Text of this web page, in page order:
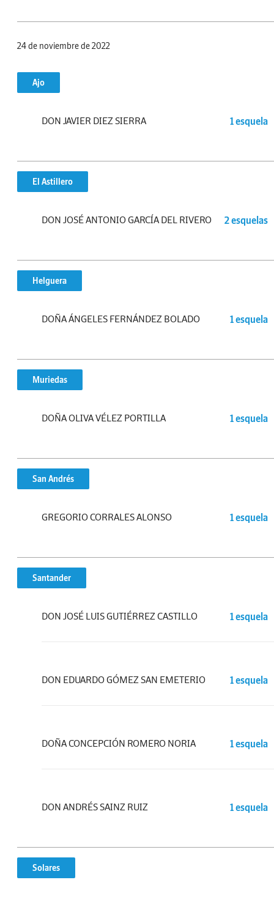
24 de noviembre de 2022
Ajo
DON JAVIER DIEZ SIERRA 1 esquela
El Astillero
DON JOSÉ ANTONIO GARCÍA DEL RIVERO 2 esquelas
Helguera
DOÑA ÁNGELES FERNÁNDEZ BOLADO 1 esquela
Muriedas
DOÑA OLIVA VÉLEZ PORTILLA 1 esquela
San Andrés
GREGORIO CORRALES ALONSO 1 esquela
Santander
DON JOSÉ LUIS GUTIÉRREZ CASTILLO 1 esquela
DON EDUARDO GÓMEZ SAN EMETERIO 1 esquela
DOÑA CONCEPCIÓN ROMERO NORIA 1 esquela
DON ANDRÉS SAINZ RUIZ 1 esquela
Solares